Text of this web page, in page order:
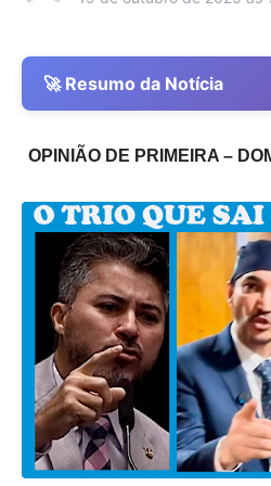
🚀 Resumo da Notícia
OPINIÃO DE PRIMEIRA –